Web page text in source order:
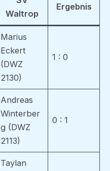
Waltrop
Ergebnis
Marius
Eckert
(DWZ
2130)
1 : 0
Andreas
Winterber
g (DWZ
2113)
0 : 1
Taylan